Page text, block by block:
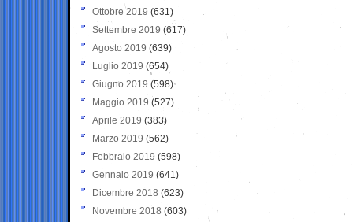
Ottobre 2019 (631)
Settembre 2019 (617)
Agosto 2019 (639)
Luglio 2019 (654)
Giugno 2019 (598)
Maggio 2019 (527)
Aprile 2019 (383)
Marzo 2019 (562)
Febbraio 2019 (598)
Gennaio 2019 (641)
Dicembre 2018 (623)
Novembre 2018 (603)